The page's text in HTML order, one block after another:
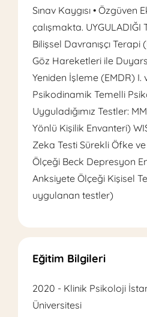
Sınav Kaygısı • Özgüven
çalışmakta. UYGULADIĞI
Bilişsel Davranışçı
Göz Hareketleri ile
Yeniden İşleme (EMDR) I.
Psikodinamik Temelli
Uyguladığımız Testler:
Yönlü Kişilik Envanteri)
Zeka Testi Sürekli Öfke
Ölçeği Beck Depresyon
Anksiyete Ölçeği Kişisel
uygulanan testler)
Eğitim Bilgileri
2020 - Klinik Psikoloji
Üniversitesi